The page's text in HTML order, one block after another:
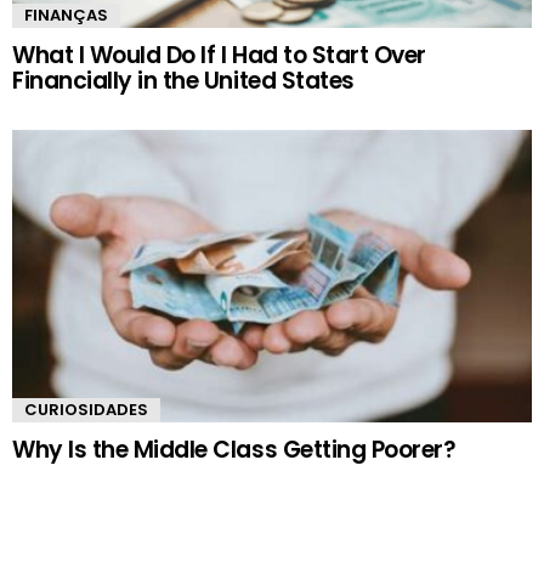
FINANÇAS
What I Would Do If I Had to Start Over
Financially in the United States
CURIOSIDADES
Why Is the Middle Class Getting Poorer?